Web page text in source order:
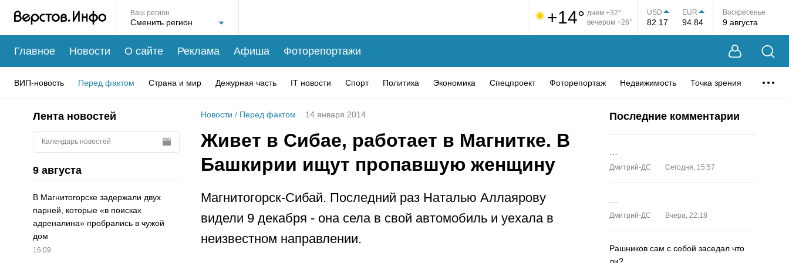
Ваш регион +14° днем +32°
вечером +26°
USD
82.17
EUR
94.84
Воскресенье
9 августа
Главное Новости О сайте Реклама Афиша Фоторепортажи
ВИП-новость Перед фактом Страна и мир Дежурная часть IT новости Спорт Политика Экономика Спецпроект Фоторепортаж Недвижимость Точка зрения
Лента новостей
Календарь новостей
9 августа
В Магнитогорске задержали двух
парней, которые «в поисках
адреналина» пробрались в чужой
дом
16:09
Новости / Перед фактом 14 января 2014
Живет в Сибае, работает в Магнитке. В
Башкирии ищут пропавшую женщину
Магнитогорск-Сибай. Последний раз Наталью Аллаярову
видели 9 декабря - она села в свой автомобиль и уехала в
неизвестном направлении.
Последние комментарии
Дмитрий-ДС Сегодня, 15:57
Дмитрий-ДС Вчера, 22:18
Рашников сам с собой заседал что